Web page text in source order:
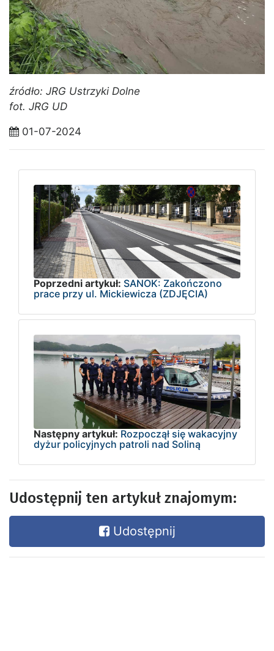
źródło: JRG Ustrzyki Dolne
fot. JRG UD
01-07-2024
Poprzedni artykuł: SANOK: Zakończono
prace przy ul. Mickiewicza (ZDJĘCIA)
Następny artykuł: Rozpoczął się wakacyjny
dyżur policyjnych patroli nad Soliną
Udostępnij ten artykuł znajomym:
Udostępnij